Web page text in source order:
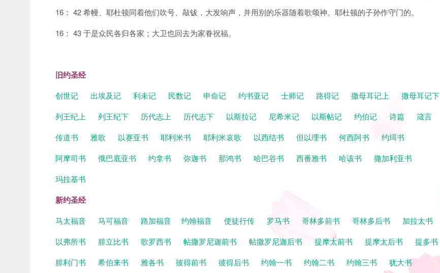
16： 42 希幔、耶杜顿同着他们吹号、敲钹，大发响声，并用别的乐器随着歌颂神。耶杜顿的子孙作守门的。
16： 43 于是众民各归各家；大卫也回去为家眷祝福。
旧约圣经
创世记 出埃及记 利未记 民数记 申命记 约书亚记 士师记 路得记 撒母耳记上
撒母耳记下
列王纪上
列王纪下 历代志上 历代志下 以斯拉记 尼希米记 以斯帖记 约伯记 诗篇
箴言
传道书
雅歌 以赛亚书 耶利米书 耶利米哀歌 以西结书 但以理书 何西阿书
约珥书
阿摩司书
俄巴底亚书 约拿书 弥迦书 那鸿书 哈巴谷书 西番雅书 哈该书
撒加利亚书
玛拉基书
新约圣经
马太福音 马可福音 路加福音 约翰福音 使徒行传 罗马书 哥林多前书 哥林多后书
加拉太书
以弗所书
腓立比书 歌罗西书 帖撒罗尼迦前书 帖撒罗尼迦后书 提摩太前书 提摩太后书
提多书
腓利门书
希伯来书 雅各书 彼得前书 彼得后书 约翰一书 约翰二书 约翰三书
犹大书